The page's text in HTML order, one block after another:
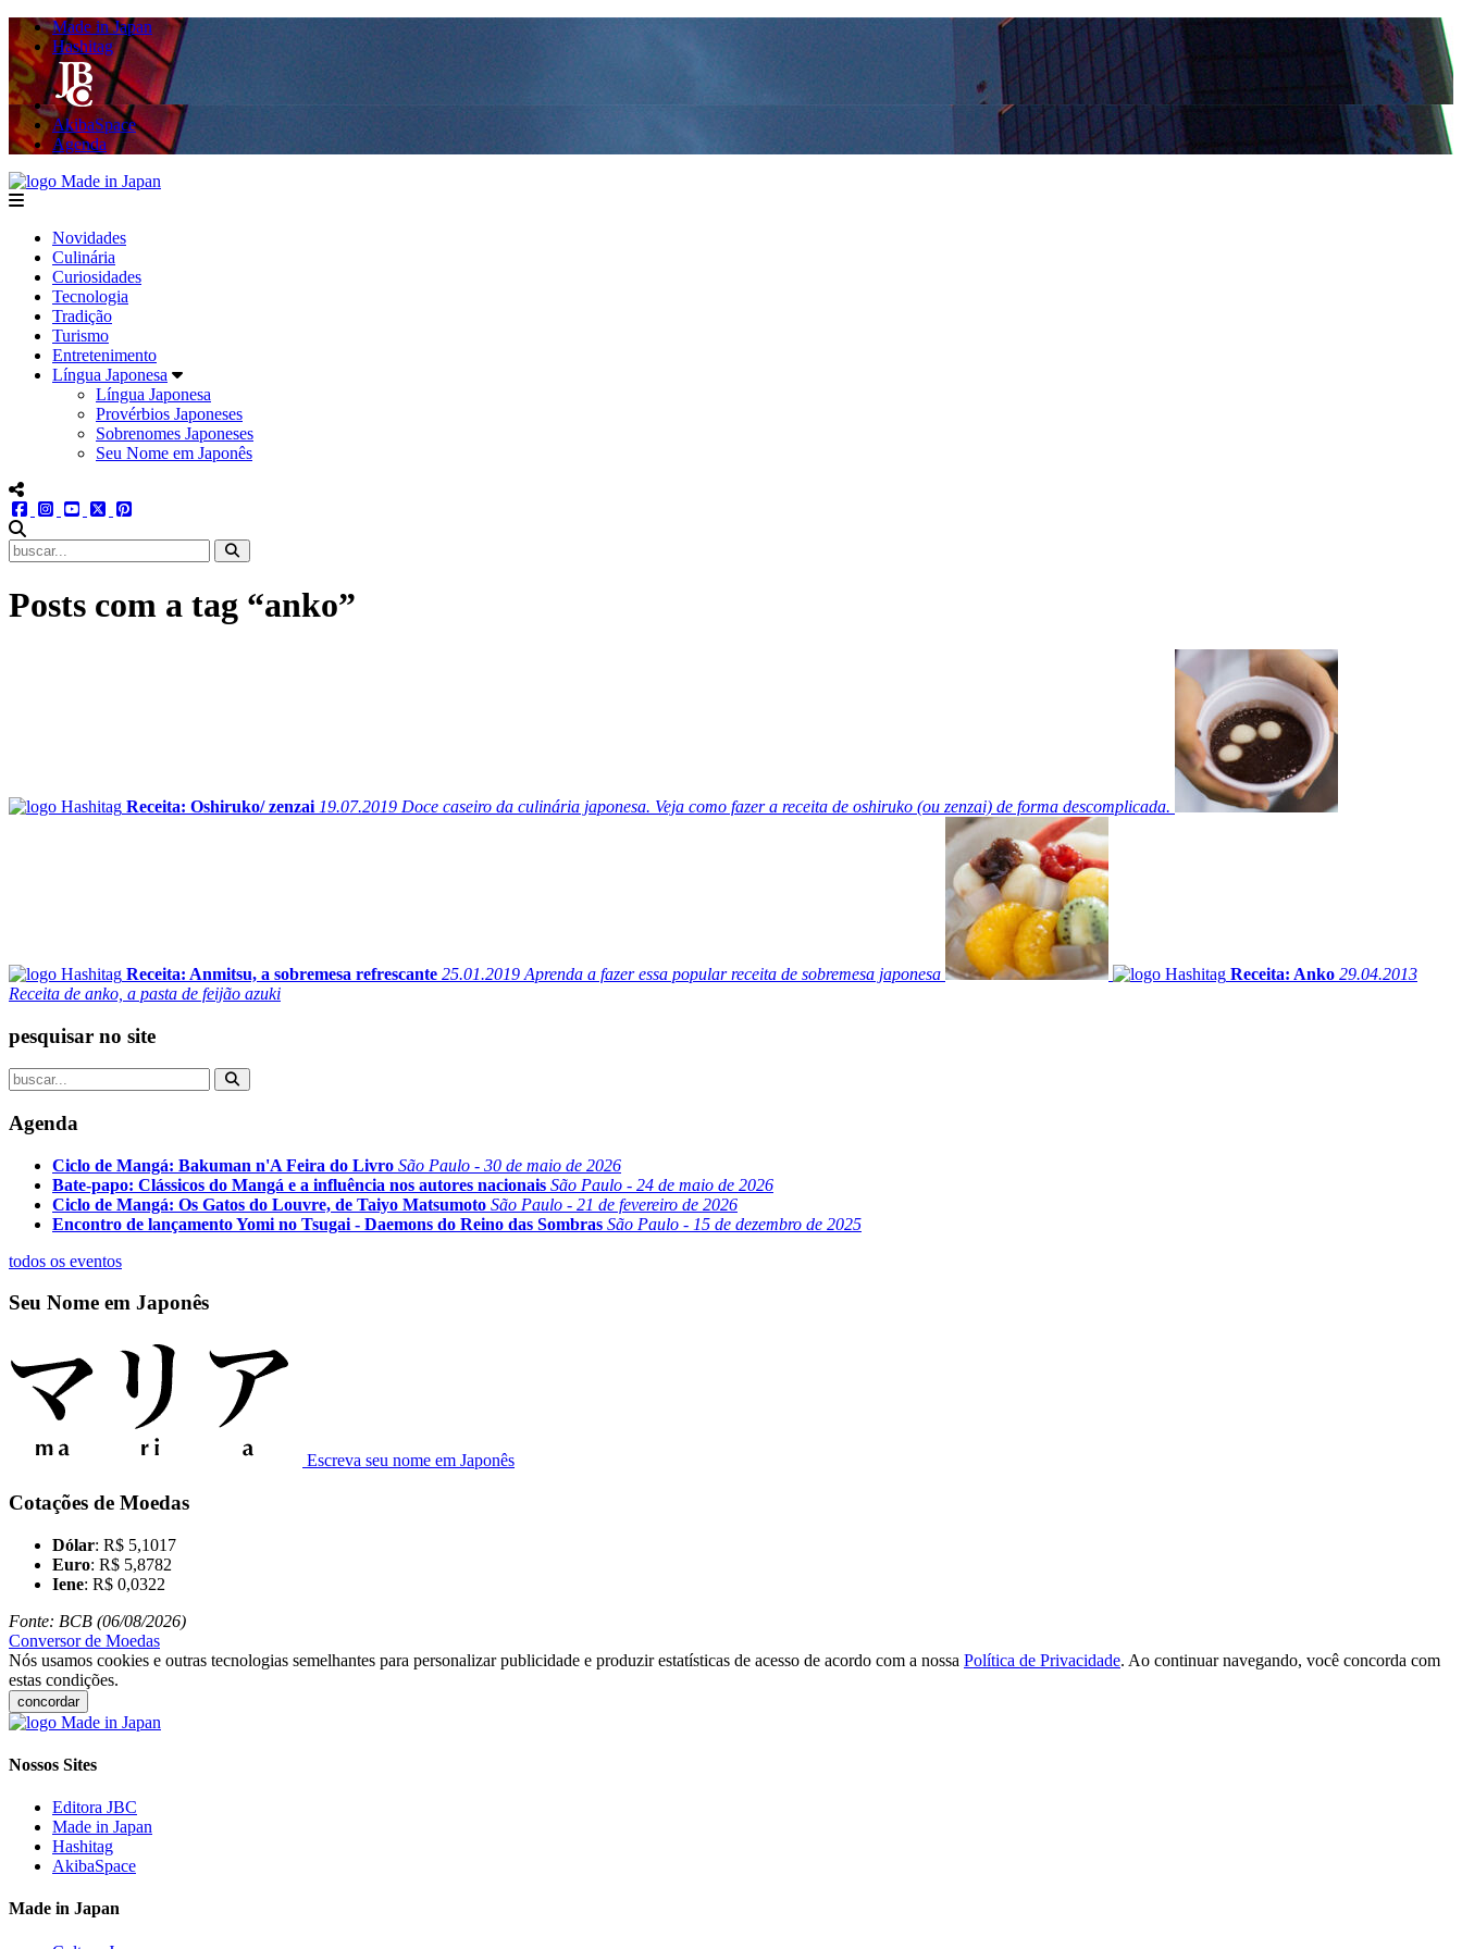
Made in Japan
Hashitag
AkibaSpace
Agenda
menu
Novidades
Culinária
Curiosidades
Tecnologia
Tradição
Turismo
Entretenimento
Língua Japonesa
Língua Japonesa
Provérbios Japoneses
Sobrenomes Japoneses
Seu Nome em Japonês
menu redes social
facebookinstagram
youtube
twitter
Posts com a tag “anko”
Receita: Oshiruko/ zenzai 19.07.2019 Doce caseiro da culinária japonesa. Veja como fazer a receita de oshiruko (ou zenzai) de forma descomplicada.
Receita: Anmitsu, a sobremesa refrescante 25.01.2019 Aprenda a fazer essa popular receita de sobremesa japonesa Receita: Anko 29.04.2013
Receita de anko, a pasta de feijão azuki
pesquisar no site
Agenda
Ciclo de Mangá: Bakuman n'A Feira do Livro São Paulo - 30 de maio de 2026
Bate-papo: Clássicos do Mangá e a influência nos autores nacionais São Paulo - 24 de maio de 2026
Ciclo de Mangá: Os Gatos do Louvre, de Taiyo Matsumoto São Paulo - 21 de fevereiro de 2026
Encontro de lançamento Yomi no Tsugai - Daemons do Reino das Sombras São Paulo - 15 de dezembro de 2025
todos os eventos
Seu Nome em Japonês
Escreva seu nome em Japonês
Cotações de Moedas
Dólar: R$ 5,1017
Euro: R$ 5,8782
Iene: R$ 0,0322
Fonte: BCB (06/08/2026)
Conversor de Moedas
Nós usamos cookies e outras tecnologias semelhantes para personalizar publicidade e produzir estatísticas de acesso de acordo com a nossa Política de Privacidade. Ao continuar navegando, você concorda com
estas condições.
concordar
Nossos Sites
Editora JBC
Made in Japan
Hashitag
AkibaSpace
Made in Japan